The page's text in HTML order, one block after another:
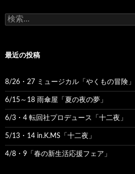
ゲ
シ
ョ
ン
検
索:
最近の投稿
8/26・27 ミュージカル「やくもの冒険」
6/15～18 雨傘屋「夏の夜の夢」
6/3・4 転回社プロデュース「十二夜」
5/13・14 in.K.MS「十二夜」
4/8・9「春の新生活応援フェア」